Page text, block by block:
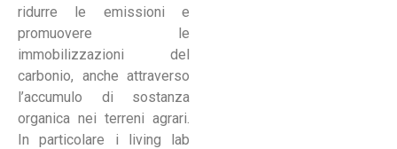
ridurre le emissioni e
promuovere le
immobilizzazioni del
carbonio, anche attraverso
l’accumulo di sostanza
organica nei terreni agrari.
In particolare i living lab